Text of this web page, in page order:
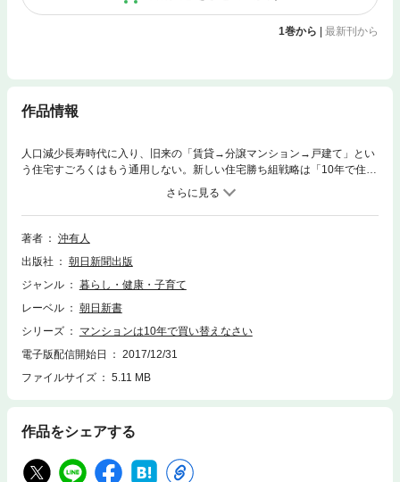
1巻から 最新刊から
作品情報
人口減少長寿時代に入り、旧来の「賃貸→分譲マンション→戸建て」とい
う住宅すごろくはもう通用しない。新しい住宅勝ち組戦略は「10年で住み
替えること」。ライフスタイルに合わせ、老後資産も形成できるノウハウ
著者
沖有人
出版社
朝日新聞出版
ジャンル
暮らし・健康・子育て
レーベル
朝日新書
シリーズ
マンションは10年で買い替えなさい
電子版配信開始日
2017/12/31
ファイルサイズ
5.11 MB
作品をシェアする